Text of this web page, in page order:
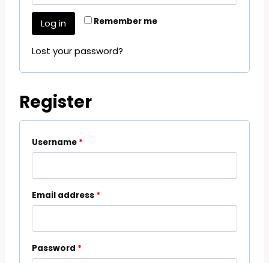
Remember me
Log in
Lost your password?
Register
Username *
Email address *
Password *